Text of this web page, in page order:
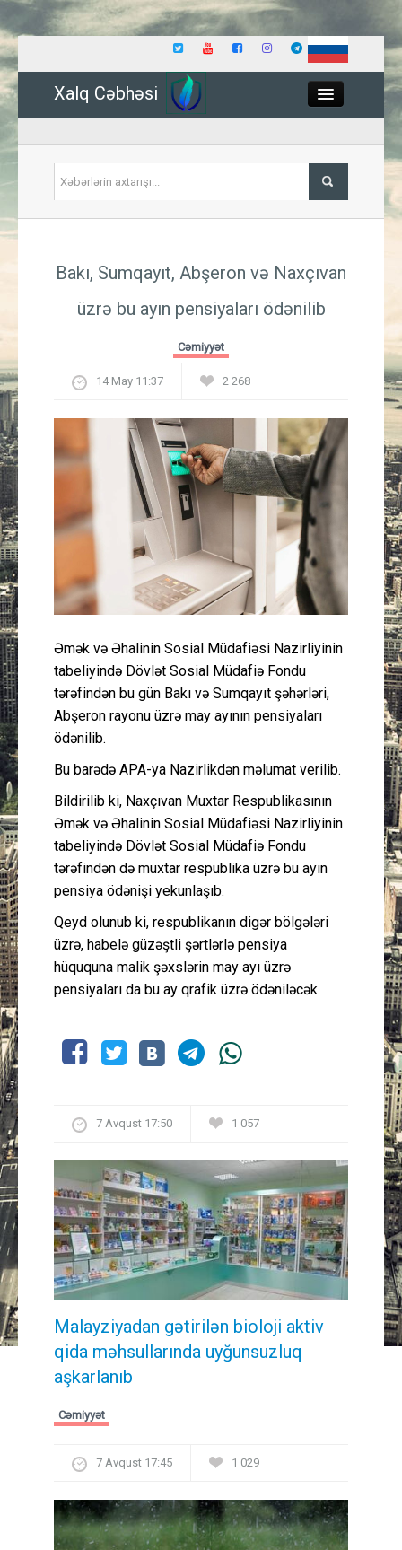
Xalq Cəbhəsi
İqtisadiyyat
Güney Azərbaycan
Mədəniyyət
Müsahibə
Layihə
Gündəm
Cəmiyyət
Bakı, Sumqayıt, Abşeron və Naxçıvan
üzrə bu ayın pensiyaları ödənilib
Cəmiyyət
14 May 11:37 2 268
Əmək və Əhalinin Sosial Müdafiəsi Nazirliyinin
tabeliyində Dövlət Sosial Müdafiə Fondu
tərəfindən bu gün Bakı və Sumqayıt şəhərləri,
Abşeron rayonu üzrə may ayının pensiyaları
ödənilib.
Bu barədə APA-ya Nazirlikdən məlumat verilib.
Bildirilib ki, Naxçıvan Muxtar Respublikasının
Əmək və Əhalinin Sosial Müdafiəsi Nazirliyinin
tabeliyində Dövlət Sosial Müdafiə Fondu
tərəfindən də muxtar respublika üzrə bu ayın
pensiya ödənişi yekunlaşıb.
Qeyd olunub ki, respublikanın digər bölgələri
üzrə, habelə güzəştli şərtlərlə pensiya
hüququna malik şəxslərin may ayı üzrə
pensiyaları da bu ay qrafik üzrə ödəniləcək.
7 Avqust 17:50 1 057
Malayziyadan gətirilən bioloji aktiv
qida məhsullarında uyğunsuzluq
aşkarlanıb
Cəmiyyət
7 Avqust 17:45 1 029